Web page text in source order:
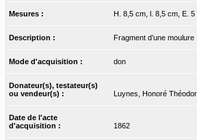
Mesures : H. 8,5 cm, l. 8,5 cm, E. 5
Description : Fragment d’une moulure
Mode d'acquisition : don
Donateur(s), testateur(s)
ou vendeur(s) :
Luynes, Honoré
Date de l'acte
d'acquisition :
1862